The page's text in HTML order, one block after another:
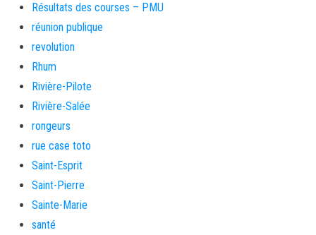
Résultats des courses – PMU
réunion publique
revolution
Rhum
Rivière-Pilote
Rivière-Salée
rongeurs
rue case toto
Saint-Esprit
Saint-Pierre
Sainte-Marie
santé